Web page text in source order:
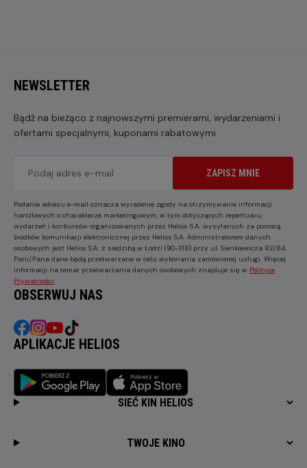
NEWSLETTER
Bądź na bieżąco z najnowszymi premierami, wydarzeniami i
ofertami specjalnymi, kuponami rabatowymi
ZAPISZ MNIE
Podanie adresu e-mail oznacza wyrażenie zgody na otrzymywanie informacji
handlowych o charakterze marketingowym, w tym dotyczących repertuaru,
wydarzeń i konkursów organizowanych przez Helios S.A. wysyłanych za pomocą
środków komunikacji elektronicznej przez Helios S.A. Administratorem danych
osobowych jest Helios S.A. z siedzibą w Łodzi (90-318) przy ul. Sienkiewicza 82/84.
Pani/Pana dane będą przetwarzane w celu wykonania zamówionej usługi. Więcej
informacji na temat przetwarzania danych osobowych znajduje się w Polityce
Prywatności
OBSERWUJ NAS
APLIKACJE HELIOS
SIEĆ KIN HELIOS
TWOJE KINO